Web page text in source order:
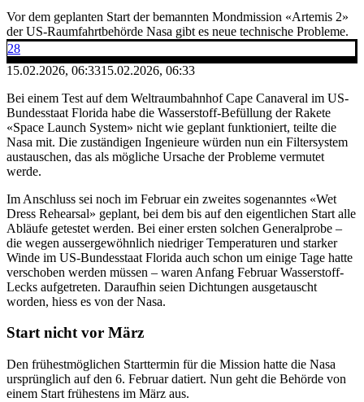
Vor dem geplanten Start der bemannten Mondmission «Artemis 2»
der US-Raumfahrtbehörde Nasa gibt es neue technische Probleme.
28
15.02.2026, 06:3315.02.2026, 06:33
Bei einem Test auf dem Weltraumbahnhof Cape Canaveral im US-
Bundesstaat Florida habe die Wasserstoff-Befüllung der Rakete
«Space Launch System» nicht wie geplant funktioniert, teilte die
Nasa mit. Die zuständigen Ingenieure würden nun ein Filtersystem
austauschen, das als mögliche Ursache der Probleme vermutet
werde.
Im Anschluss sei noch im Februar ein zweites sogenanntes «Wet
Dress Rehearsal» geplant, bei dem bis auf den eigentlichen Start alle
Abläufe getestet werden. Bei einer ersten solchen Generalprobe –
die wegen aussergewöhnlich niedriger Temperaturen und starker
Winde im US-Bundesstaat Florida auch schon um einige Tage hatte
verschoben werden müssen – waren Anfang Februar Wasserstoff-
Lecks aufgetreten. Daraufhin seien Dichtungen ausgetauscht
worden, hiess es von der Nasa.
Start nicht vor März
Den frühestmöglichen Starttermin für die Mission hatte die Nasa
ursprünglich auf den 6. Februar datiert. Nun geht die Behörde von
einem Start frühestens im März aus.